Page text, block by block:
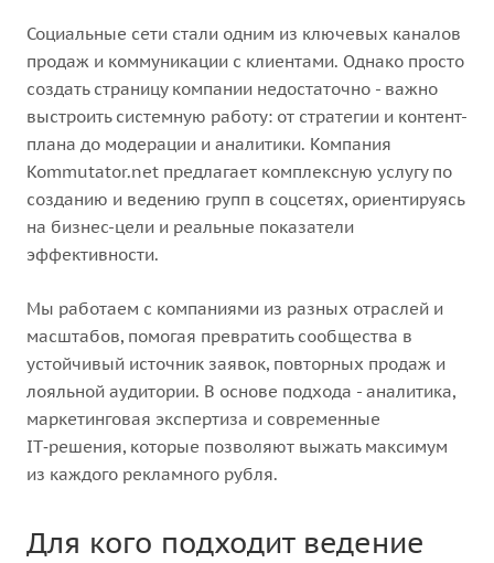
Социальные сети стали одним из ключевых каналов
продаж и коммуникации с клиентами. Однако просто
создать страницу компании недостаточно - важно
выстроить системную работу: от стратегии и контент-
плана до модерации и аналитики. Компания
Kommutator.net предлагает комплексную услугу по
созданию и ведению групп в соцсетях, ориентируясь
на бизнес-цели и реальные показатели
эффективности.
Мы работаем с компаниями из разных отраслей и
масштабов, помогая превратить сообщества в
устойчивый источник заявок, повторных продаж и
лояльной аудитории. В основе подхода - аналитика,
маркетинговая экспертиза и современные
IT‑решения, которые позволяют выжать максимум
из каждого рекламного рубля.
Для кого подходит ведение